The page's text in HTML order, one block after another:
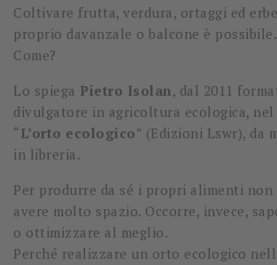
Coltivare frutta, verdura, ortaggi ed
proprio davanzale o balcone è possibile.
Come?
Lo spiega Pietro Isolan, dal 2011
divulgatore in agricoltura ecologica,
“ L’orto ecologico” (Edizioni Lswr), da
in libreria.
Per produrre da sé i propri alimenti non
avere molto spazio. Occorre, invece,
o ottimizzare al meglio.
Perché realizzare un orto ecologico